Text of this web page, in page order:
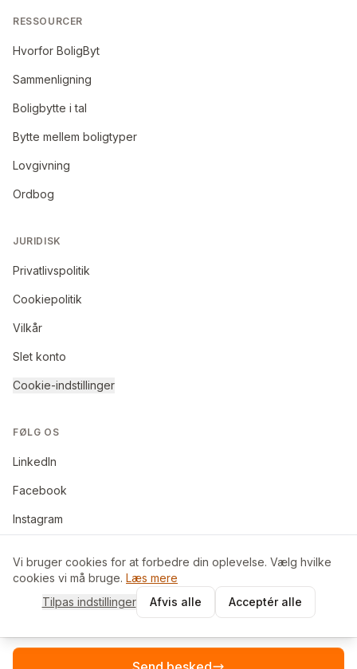
RESSOURCER
Hvorfor BoligByt
Sammenligning
Boligbytte i tal
Bytte mellem boligtyper
Lovgivning
Ordbog
JURIDISK
Privatlivspolitik
Cookiepolitik
Vilkår
Slet konto
Cookie-indstillinger
FØLG OS
LinkedIn
Facebook
Instagram
©2026BoligByt ApS. Alle rettigheder forbeholdes.
Made in Denmark
Vi bruger cookies for at forbedre din oplevelse. Vælg hvilke
cookies vi må bruge. Læs mere
Tilpas indstillinger
Afvis alle Acceptér alle